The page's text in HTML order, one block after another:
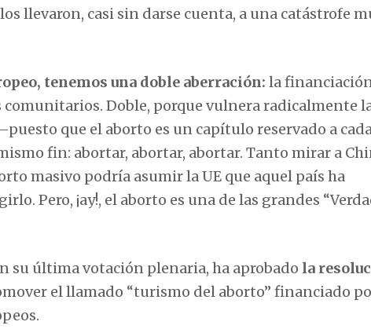
llevaron, casi sin darse cuenta, a una catástrofe
tenemos una doble aberración: la
Doble, porque vulnera radicalmente
que el aborto es un capítulo reservado a
fin: abortar, abortar, abortar. Tanto mirar a
masivo podría asumir la UE que aquel país ha
Pero, ¡ay!, el aborto es una de las grandes
su última votación plenaria, ha aprobado la
el llamado “turismo del aborto” financiado